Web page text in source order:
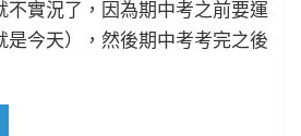
不實況了，因為期中考之前要運
是今天），然後期中考考完之後